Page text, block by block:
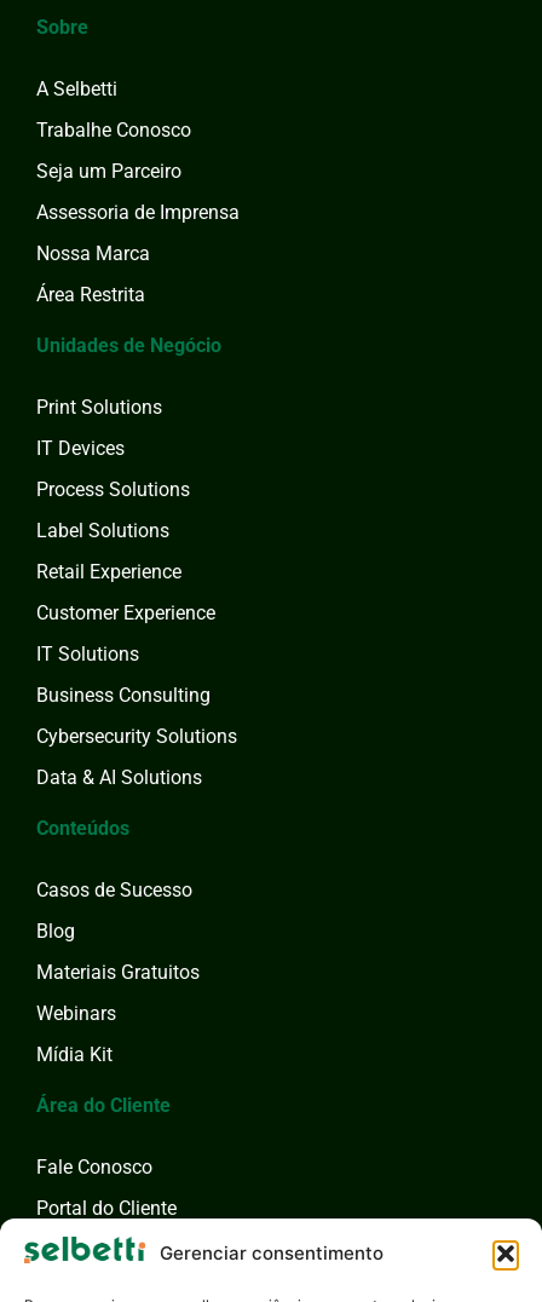
Gerenciar consentimento
Sobre
A Selbetti
Trabalhe Conosco
Seja um Parceiro
Assessoria de Imprensa
Nossa Marca
Área Restrita
Unidades de Negócio
Print Solutions
IT Devices
Process Solutions
Label Solutions
Retail Experience
Customer Experience
IT Solutions
Business Consulting
Cybersecurity Solutions
Data & AI Solutions
Conteúdos
Casos de Sucesso
Blog
Materiais Gratuitos
Webinars
Mídia Kit
Área do Cliente
Fale Conosco
Portal do Cliente
Fale com um Especialista